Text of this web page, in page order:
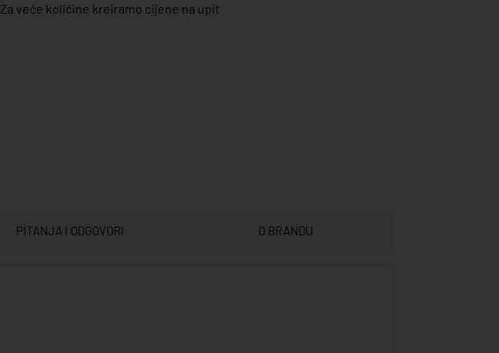
Za veće količine kreiramo cijene na upit
PITANJA I ODGOVORI O BRANDU